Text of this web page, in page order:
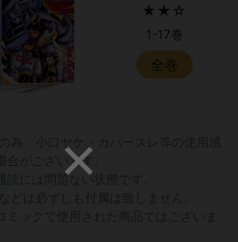
★★☆
1-17巻
全巻
合がございます。
読には問題ない状態です。